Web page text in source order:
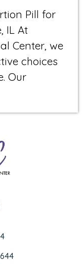
Pill for
IL At
Center, we
choices
Our